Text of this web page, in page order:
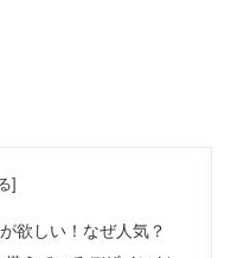
欲しい！なぜ人気？